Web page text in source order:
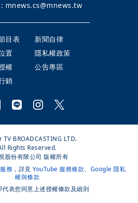
mnews.cs@mnews.tw
目表
新聞自律
置
隱私權政策
權
公告專區
銷
BROADCASTING LTD.
Rights Reserved.
股份有限公司 版權所有
務 ，詳見 YouTube 服務條款、 Google 隱私
權與條款
代表您同意上述授權條款及細則